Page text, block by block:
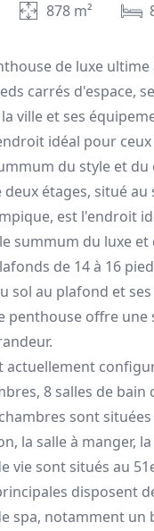
878 m²
de luxe
carrés d'espace,
ville et ses
idéal pour
du style et
deux étages, situé au
est l'endroit
summum du luxe et
de 14 à 16
sol au plafond et
penthouse offre une
actuellement
8 salles de bain
sont
la salle à manger,
vie sont situés au
disposent
spa, notamment un